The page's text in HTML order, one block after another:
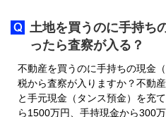
土地を買うのに手持ち
ったら査察が入る？
不動産を買うのに手持ちの現金
税から査察が入りますか？不動
と手元現金（タンス預金）を充
ら1500万円、手持現金から300